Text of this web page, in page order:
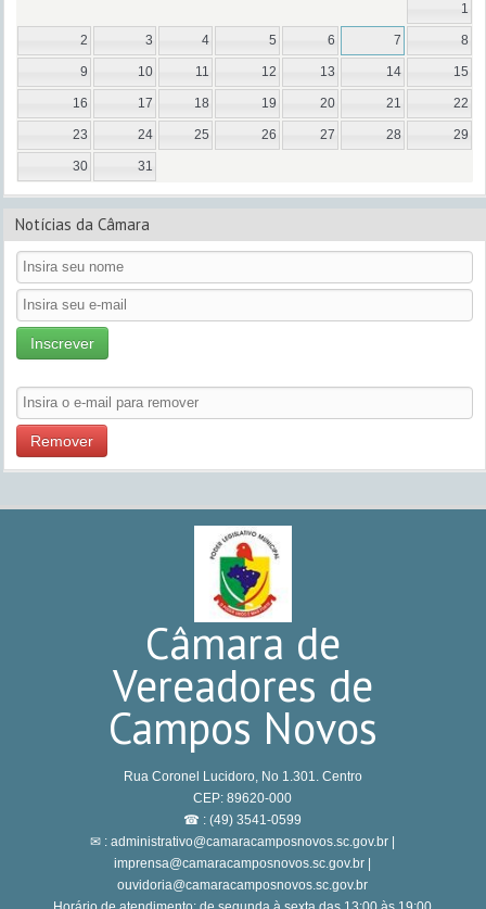
1
2 3 4 5 6 7 8
9 10 11 12 13 14 15
16 17 18 19 20 21 22
23 24 25 26 27 28 29
30 31
Notícias da Câmara
Inscrever
Remover
Câmara de
Vereadores de
Campos Novos
Rua Coronel Lucidoro, No 1.301. Centro
CEP: 89620-000
☎ : (49) 3541-0599
✉ : administrativo@camaracamposnovos.sc.gov.br |
imprensa@camaracamposnovos.sc.gov.br |
ouvidoria@camaracamposnovos.sc.gov.br